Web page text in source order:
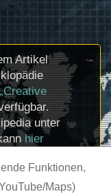
Funktionen,
Maps)
Artikel
„Creative
unter
hier
können